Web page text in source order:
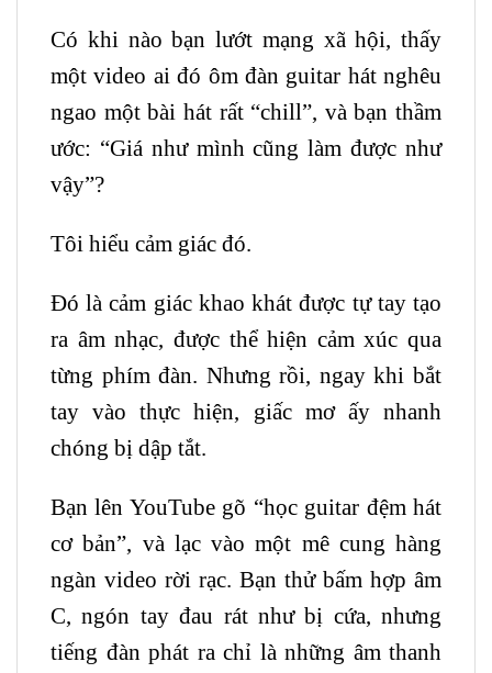
Có khi nào bạn lướt mạng xã hội, thấy
một video ai đó ôm đàn guitar hát nghêu
ngao một bài hát rất “chill”, và bạn thầm
ước: “Giá như mình cũng làm được như
vậy”?
Tôi hiểu cảm giác đó.
Đó là cảm giác khao khát được tự tay tạo
ra âm nhạc, được thể hiện cảm xúc qua
từng phím đàn. Nhưng rồi, ngay khi bắt
tay vào thực hiện, giấc mơ ấy nhanh
chóng bị dập tắt.
Bạn lên YouTube gõ “học guitar đệm hát
cơ bản”, và lạc vào một mê cung hàng
ngàn video rời rạc. Bạn thử bấm hợp âm
C, ngón tay đau rát như bị cứa, nhưng
tiếng đàn phát ra chỉ là những âm thanh